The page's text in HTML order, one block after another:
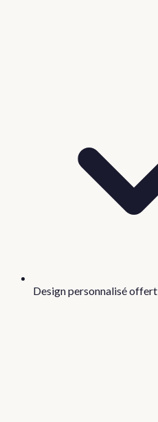
Design personnalisé offert